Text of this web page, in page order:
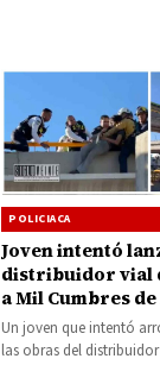
POLICIACA
Joven intentó
distribuidor vial
a Mil Cumbres
Un joven que intentó
las obras del